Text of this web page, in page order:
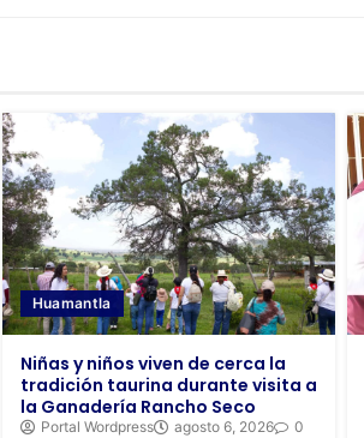
Huamantla
Niñas y niños viven de cerca la
tradición taurina durante visita a
la Ganadería Rancho Seco
Portal Wordpress agosto 6, 2026 0